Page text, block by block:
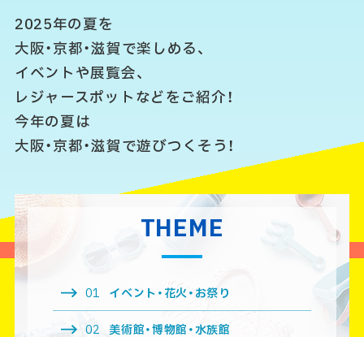
2025年の夏を
大阪・京都・滋賀で楽しめる、
イベントや展覧会、
レジャースポットなどをご紹介！
今年の夏は
大阪・京都・滋賀で遊びつくそう！
THEME
01 イベント・花火・お祭り
02 美術館・博物館・水族館